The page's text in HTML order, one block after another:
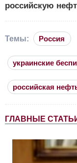
российскую
Темы: Россия
украинские
российская
ГЛАВНЫЕ